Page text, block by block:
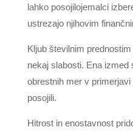
lahko posojilojemalci
ustrezajo njihovim
Kljub številnim
nekaj slabosti. Ena
obrestnih mer v
posojili.
Hitrost in enostavnost